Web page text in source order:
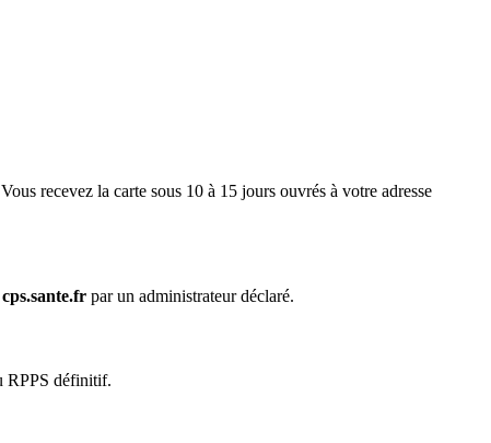
recevez la carte sous 10 à 15 jours ouvrés à votre adresse
cps.sante.fr par un administrateur déclaré.
RPPS définitif.